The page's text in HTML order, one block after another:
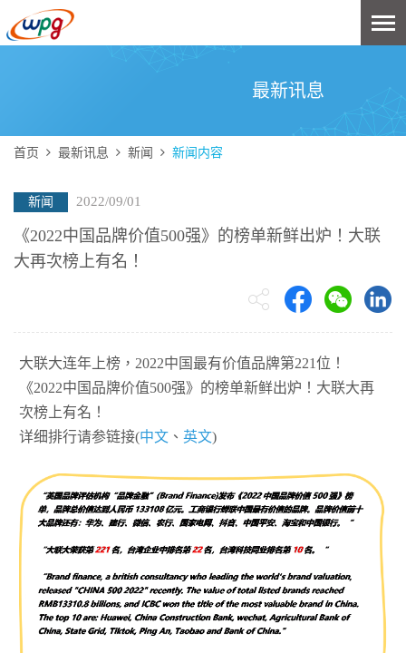
最新讯息
首页 最新讯息 新闻 新闻内容
新闻 2022/09/01
《2022中国品牌价值500强》的榜单新鲜出炉！大联
大再次榜上有名！
大联大连年上榜，2022中国最有价值品牌第221位！
《2022中国品牌价值500强》的榜单新鲜出炉！大联大再
次榜上有名！
详细排行请参链接(中文 、 英文)